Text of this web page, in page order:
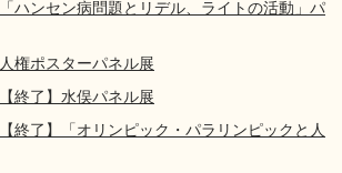
「ハンセン病問題とリデル、ライトの活動」パ
人権ポスターパネル展
【終了】水俣パネル展
【終了】「オリンピック・パラリンピックと人